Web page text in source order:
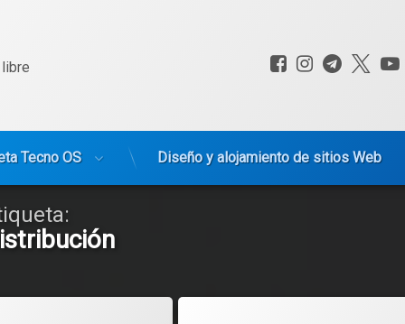
Facebook
Instagram
Tecno OS Diseño y alojamiento de sitios Web
en Zorin OS